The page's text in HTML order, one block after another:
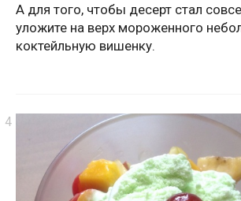
А для того, чтобы десерт стал
уложите на верх мороженного
коктейльную вишенку.